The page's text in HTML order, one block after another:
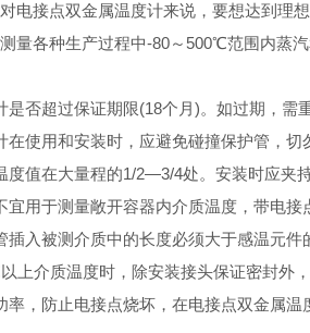
电接点双金属温度计来说，要想达到理
量各种生产过程中-80～500℃范围内蒸
超过保证期限(18个月)。如过期，需重
用和安装时，应避免碰撞保护管，切
值在大量程的1/2—3/4处。安装时应夹
于测量敞开容器内介质温度，带电接
入被测介质中的长度必须大于感温元件
介质温度时，除安装接头保证密封外
防止电接点烧坏，在电接点双金属温